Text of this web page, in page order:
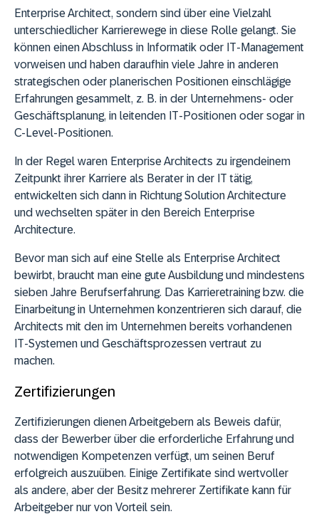
Enterprise Architect, sondern sind über eine Vielzahl
unterschiedlicher Karrierewege in diese Rolle gelangt. Sie
können einen Abschluss in Informatik oder IT-Management
vorweisen und haben daraufhin viele Jahre in anderen
strategischen oder planerischen Positionen einschlägige
Erfahrungen gesammelt, z. B. in der Unternehmens- oder
Geschäftsplanung, in leitenden IT-Positionen oder sogar in
C-Level-Positionen.
In der Regel waren Enterprise Architects zu irgendeinem
Zeitpunkt ihrer Karriere als Berater in der IT tätig,
entwickelten sich dann in Richtung Solution Architecture
und wechselten später in den Bereich Enterprise
Architecture.
Bevor man sich auf eine Stelle als Enterprise Architect
bewirbt, braucht man eine gute Ausbildung und mindestens
sieben Jahre Berufserfahrung. Das Karrieretraining bzw. die
Einarbeitung in Unternehmen konzentrieren sich darauf, die
Architects mit den im Unternehmen bereits vorhandenen
IT-Systemen und Geschäftsprozessen vertraut zu
machen.
Zertifizierungen
Zertifizierungen dienen Arbeitgebern als Beweis dafür,
dass der Bewerber über die erforderliche Erfahrung und
notwendigen Kompetenzen verfügt, um seinen Beruf
erfolgreich auszuüben. Einige Zertifikate sind wertvoller
als andere, aber der Besitz mehrerer Zertifikate kann für
Arbeitgeber nur von Vorteil sein.